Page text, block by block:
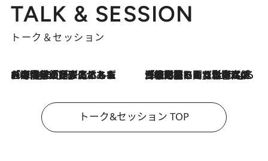
TALK & SESSION
トーク＆セッション
2026.8.3
「今後値上げがあるとすれば…」「リスクがあるのは今年の冬」エネルギー専門家が語る、ホルムズ海峡封鎖が家庭にもたらす“ある心配” 2026.8.3
「住宅建てられない…」「サーチャージ料の高値が続いている」ホルムズ海峡封鎖による影響はいつまで続く？《エネルギー専門家に聞く“どうなる日本の暮らし”》
トーク&セッション TOP